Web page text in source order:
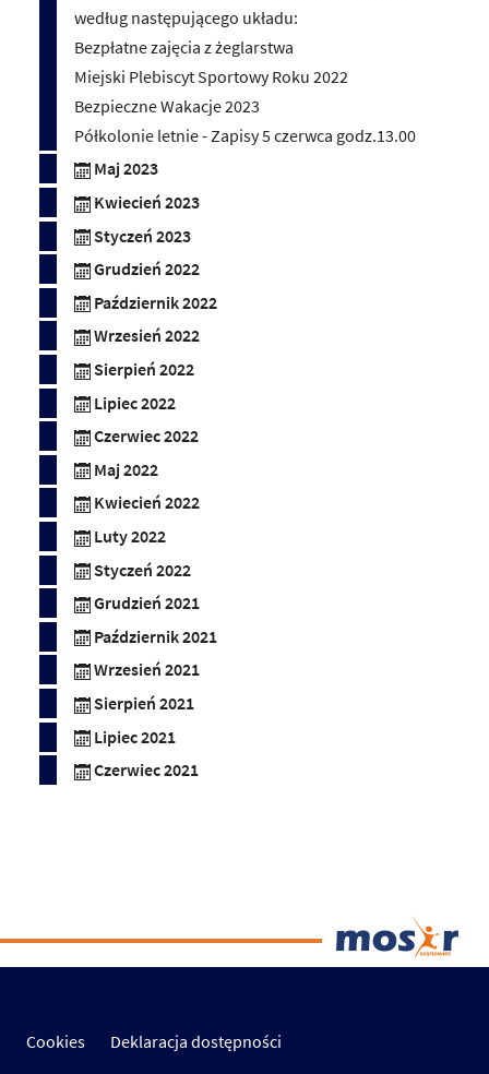
według następującego układu:
Bezpłatne zajęcia z żeglarstwa
Miejski Plebiscyt Sportowy Roku 2022
Bezpieczne Wakacje 2023
Półkolonie letnie - Zapisy 5 czerwca godz.13.00
Maj 2023
Kwiecień 2023
Styczeń 2023
Grudzień 2022
Październik 2022
Wrzesień 2022
Sierpień 2022
Lipiec 2022
Czerwiec 2022
Maj 2022
Kwiecień 2022
Luty 2022
Styczeń 2022
Grudzień 2021
Październik 2021
Wrzesień 2021
Sierpień 2021
Lipiec 2021
Czerwiec 2021
Cookies Deklaracja dostępności